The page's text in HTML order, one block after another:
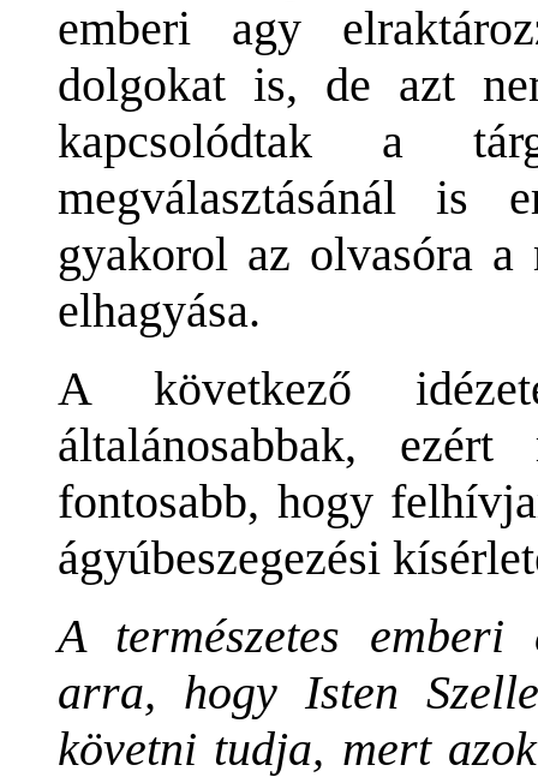
emberi agy
dolgokat is, de azt
kapcsolódtak a
megválasztásánál is
gyakorol az olvasóra a
elhagyása.
A következő
általánosabbak,
fontosabb, hogy
ágyúbeszegezési
A természetes
arra, hogy Isten
követni tudja, mert